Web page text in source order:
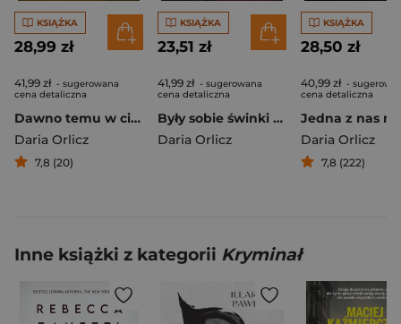
KSIĄŻKA
28,99 zł
41,99 zł - sugerowana
cena detaliczna
Dawno temu w ciemnym lesie. Piekło za rogiem
Daria Orlicz
7,8 (20)
KSIĄŻKA
23,51 zł
41,99 zł - sugerowana
cena detaliczna
Były sobie świnki trzy. Piekło za rogiem
Daria Orlicz
KSIĄŻKA
28,50 zł
40,99 zł -
cena detaliczna
Daria Orlicz
7,8 (222)
Inne książki z kategorii Kryminał